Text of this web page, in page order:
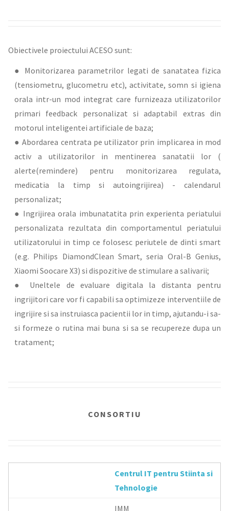
Obiectivele proiectului ACESO sunt:
● Monitorizarea parametrilor legati de sanatatea fizica
(tensiometru, glucometru etc), activitate, somn si igiena
orala intr-un mod integrat care furnizeaza utilizatorilor
primari feedback personalizat si adaptabil extras din
motorul inteligentei artificiale de baza;
● Abordarea centrata pe utilizator prin implicarea in mod
activ a utilizatorilor in mentinerea sanatatii lor (
alerte(remindere) pentru monitorizarea regulata,
medicatia la timp si autoingrijirea) - calendarul
personalizat;
● Ingrijirea orala imbunatatita prin experienta periatului
personalizata rezultata din comportamentul periatului
utilizatorului in timp ce folosesc periutele de dinti smart
(e.g. Philips DiamondClean Smart, seria Oral-B Genius,
Xiaomi Soocare X3) si dispozitive de stimulare a salivarii;
● Uneltele de evaluare digitala la distanta pentru
ingrijitori care vor fi capabili sa optimizeze interventiile de
ingrijire si sa instruiasca pacientii lor in timp, ajutandu-i sa-
si formeze o rutina mai buna si sa se recupereze dupa un
tratament;
CONSORTIU
Centrul IT pentru Stiinta si
Tehnologie
IMM